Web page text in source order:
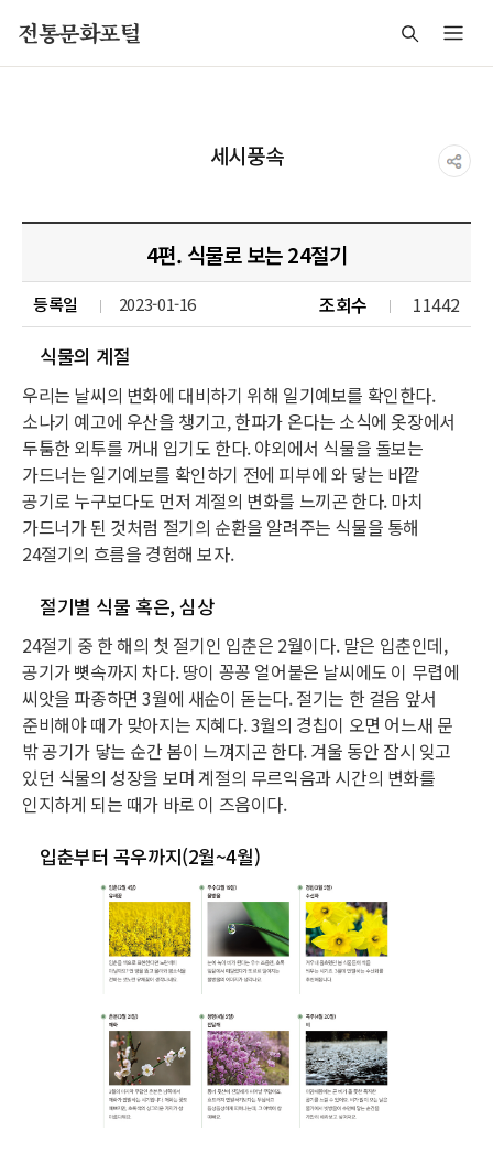
전통문화포털
세시풍속
4편. 식물로 보는 24절기
등록일 2023-01-16 조회수 11442
식물의 계절
우리는 날씨의 변화에 대비하기 위해 일기예보를 확인한다.
소나기 예고에 우산을 챙기고, 한파가 온다는 소식에 옷장에서
두툼한 외투를 꺼내 입기도 한다. 야외에서 식물을 돌보는
가드너는 일기예보를 확인하기 전에 피부에 와 닿는 바깥
공기로 누구보다도 먼저 계절의 변화를 느끼곤 한다. 마치
가드너가 된 것처럼 절기의 순환을 알려주는 식물을 통해
24절기의 흐름을 경험해 보자.
절기별 식물 혹은, 심상
24절기 중 한 해의 첫 절기인 입춘은 2월이다. 말은 입춘인데,
공기가 뼛속까지 차다. 땅이 꽁꽁 얼어붙은 날씨에도 이 무렵에
씨앗을 파종하면 3월에 새순이 돋는다. 절기는 한 걸음 앞서
준비해야 때가 맞아지는 지혜다. 3월의 경칩이 오면 어느새 문
밖 공기가 닿는 순간 봄이 느껴지곤 한다. 겨울 동안 잠시 잊고
있던 식물의 성장을 보며 계절의 무르익음과 시간의 변화를
인지하게 되는 때가 바로 이 즈음이다.
입춘부터 곡우까지(2월~4월)